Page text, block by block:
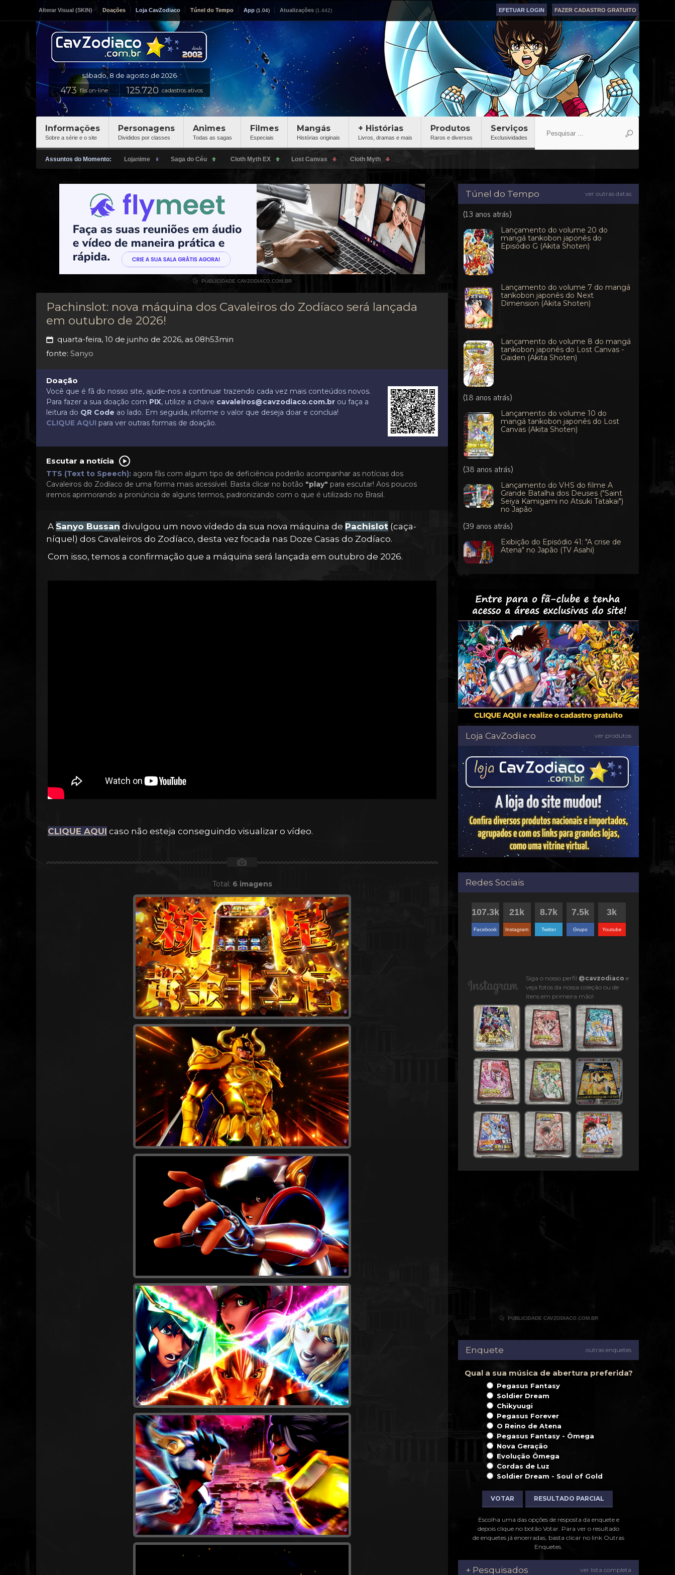
Alterar Visual (SKIN) Doações Loja CavZodiaco Túnel do Tempo App Atualizações EFETUAR LOGIN FAZER CADASTRO GRATUITO
fãs on-line cadastros ativos
Informações
Sobre a série e o site
Personagens
Divididos por classes
Animes
Todas as sagas
Filmes
Especiais
Mangás
Histórias originais
+ Histórias
Livros, dramas e mais
Produtos
Raros e diversos
Serviços
Exclusividades
Assuntos do Momento:
 PUBLICIDADE CAVZODIACO.COM.BR
Pachinslot: nova máquina dos Cavaleiros do Zodíaco será lançada
em outubro de 2026!
📅 quarta-feira, 10 de junho de 2026, as 08h53min
fonte: Sanyo
Doação
Você que é fã do nosso site, ajude-nos a continuar trazendo cada vez mais conteúdos novos.
Para fazer a sua doação com PIX, utilize a chave cavaleiros@cavzodiaco.com.br ou faça a
leitura do QR Code ao lado. Em seguida, informe o valor que deseja doar e conclua!
CLIQUE AQUI para ver outras formas de doação.
Escutar a notícia
TTS (Text to Speech): agora fãs com algum tipo de deficiência poderão acompanhar as notícias dos
Cavaleiros do Zodíaco de uma forma mais acessível. Basta clicar no botão "play" para escutar! Aos poucos
iremos aprimorando a pronúncia de alguns termos, padronizando com o que é utilizado no Brasil.
A Sanyo Bussan divulgou um novo vídedo da sua nova máquina de Pachislot (caça-
níquel) dos Cavaleiros do Zodíaco, desta vez focada nas Doze Casas do Zodíaco.
Com isso, temos a confirmação que a máquina será lançada em outubro de 2026.
CLIQUE AQUI caso não esteja conseguindo visualizar o vídeo.
📷
Total: 6 imagens
Túnel do Tempo ver outras datas
(13 anos atrás)
Lançamento do volume 20 do
mangá tankobon japonês do
Episódio G (Akita Shoten)
Lançamento do volume 7 do mangá
tankobon japonês do Next
Dimension (Akita Shoten)
Lançamento do volume 8 do mangá
tankobon japonês do Lost Canvas -
Gaiden (Akita Shoten)
(18 anos atrás)
Lançamento do volume 10 do
mangá tankobon japonês do Lost
Canvas (Akita Shoten)
(38 anos atrás)
Lançamento do VHS do filme A
Grande Batalha dos Deuses ("Saint
Seiya Kamigami no Atsuki Tatakai")
no Japão
(39 anos atrás)
Exibição do Episódio 41: "A crise de
Atena" no Japão (TV Asahi)
Loja CavZodiaco ver produtos
Redes Sociais
Facebook Instagram Twitter Grupo Youtube
Siga o nosso perfil @cavzodiaco e
veja fotos da nossa coleção ou de
itens em primeira mão!
 PUBLICIDADE CAVZODIACO.COM.BR
Enquete outras enquetes
Qual a sua música de abertura preferida?
Pegasus Fantasy
Soldier Dream
Chikyuugi
Pegasus Forever
O Reino de Atena
Pegasus Fantasy - Ômega
Nova Geração
Evolução Ômega
Cordas de Luz
Soldier Dream - Soul of Gold
VOTAR RESULTADO PARCIAL
Escolha uma das opções de resposta da enquete e
depois clique no botão Votar. Para ver o resultado
de enquetes já encerradas, basta clicar no link Outras
Enquetes.
+ Pesquisados ver lista completa